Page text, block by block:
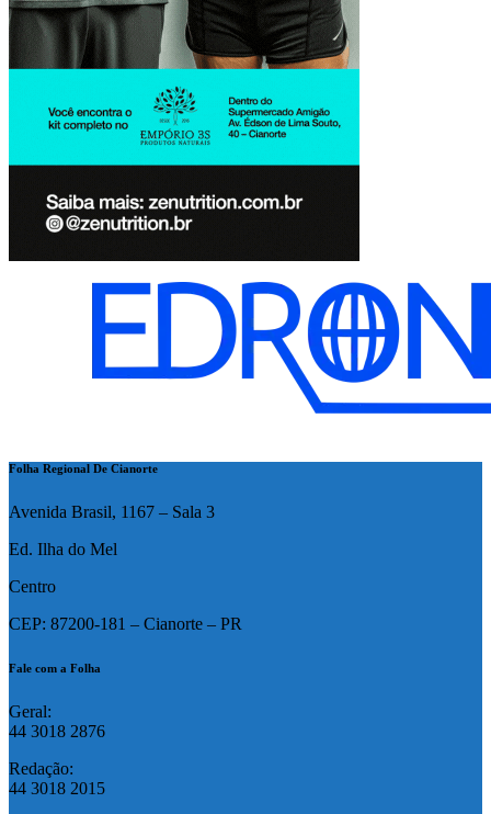
Folha Regional De Cianorte
Avenida Brasil, 1167 – Sala 3
Ed. Ilha do Mel
Centro
CEP: 87200-181 – Cianorte – PR
Fale com a Folha
Geral:
44 3018 2876
Redação:
44 3018 2015